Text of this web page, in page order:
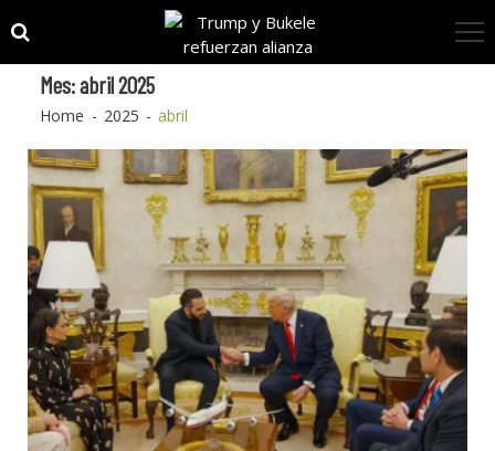
to
navigation
to
content
Mes:abril 2025
Home 2025 abril